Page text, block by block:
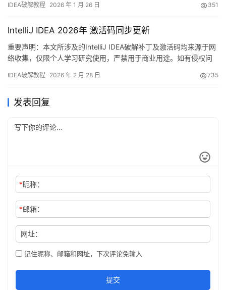
我就将通过图文的方式, 来详细讲解如何激活 IDEA至 2099 年。 当
统，什么…
IDEA破解教程 2026 年 1 月 26 日 351
IntelliJ IDEA 2026年 激活码同步更新
重要声明：本文所涉及的IntelliJ IDEA破解补丁及激活码均来源于网
络收集，仅限个人学习研究使用，严禁用于商业用途。如有侵权问
权！ IntelliJ IDEA是JetBrains公司推出的一款功能强大的集成开发
通过破解补丁实现…
IDEA破解教程 2026 年 2 月 28 日 735
发表回复
*昵称：
*邮箱：
网址：
记住昵称、邮箱和网址，下次评论免输入
提交